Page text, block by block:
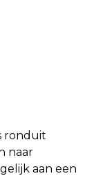
ronduit
naar
aan een